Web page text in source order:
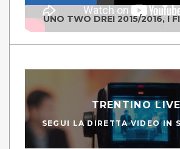
TRENTINO LIVE
SEGUI LA DIRETTA VIDEO IN